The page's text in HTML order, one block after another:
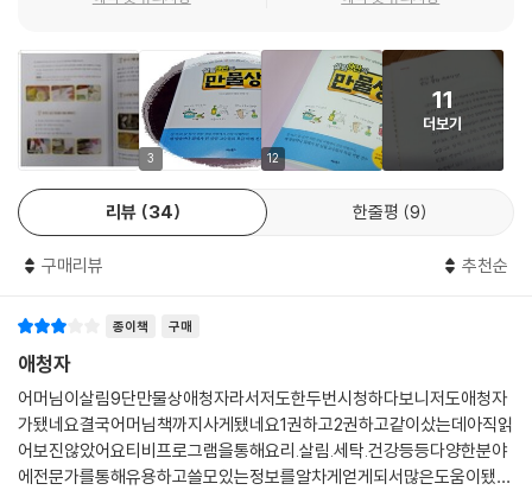
위암에 특효약 차가버섯 | 차가버섯 물 만들기
놀라운 효능의 재배버섯
골다공증과 다이어트에 좋은 은이버섯 | 서태후가 매일 먹은 은이버섯죽
만들기 | 초간단 은이버섯 화장수 만들기
맛의 최고봉 송고버섯 | 가장 간단한 송고버섯 요리
거실에서 키우는 버섯
치매 예방에 좋은 노루궁뎅이버섯 | 노루궁뎅이버섯 조청 만들기
쉽게 키울 수 있는 느타리버섯 | 스티로폼 상자를 활용해 버섯 키우기
유산균의 효능을 가진 홍차버섯 | 콤부차 만들기
변비와 고혈압에 좋은 티벳버섯 | 티벳버섯 발효유 만들기
영양덩어리 보약, 맷돌호박
고 집안 살림 살리는 다양한 비법을 담고 있다.
매 방송마다 화제가 된 100% 생활 밀착형 정보들을 담았다!
책으로 나온 살림9단의 만물상에는 그간 시청자들에게 많은 관심과 호응
을 받았던 내용들을 모아 구성했다. 방송을 놓쳤거나 미처 메모하지 못해
서 기억나지 않아 아쉬웠던 정보들을 이 책을 통해서 만날 수 있다.
파트 1에서는 방송에서 특히 많은 관심을 받았던 명품 효소 만들기, 암도
의 신 식초 등 놓치면 안 되는 살림 고수들의 특급 비법을 담았다.
먹으면 약이 되는 음식
파트 2에서는 먹으면 약이 되는 음식을 소개한다. 몸속 독을 잡는 해독 식
품, 갯벌의 산삼 함초, 치매 잡는 두뇌 영양제 초석잠, 항암 효과가 뛰어난
버섯 등 자연에서 얻는 천연 영양제를 소개하고, 그 활용법과 요리법을 공
3 12
11
더보기
리뷰 34 한줄평 9
구매리뷰 추천순
종이책 구매
애청자
어머님이살림9단만물상애청자라서저도한두번시청하다보니저도애청자
가됐네요결국어머님책까지사게됐네요1권하고2권하고같이샀는데아직읽
어보진않았어요티비프로그램을통해요리.살림.세탁.건강등등다양한분야
에전문가를통해유용하고쓸모있는정보를알차게얻게되서많은도움이됐어